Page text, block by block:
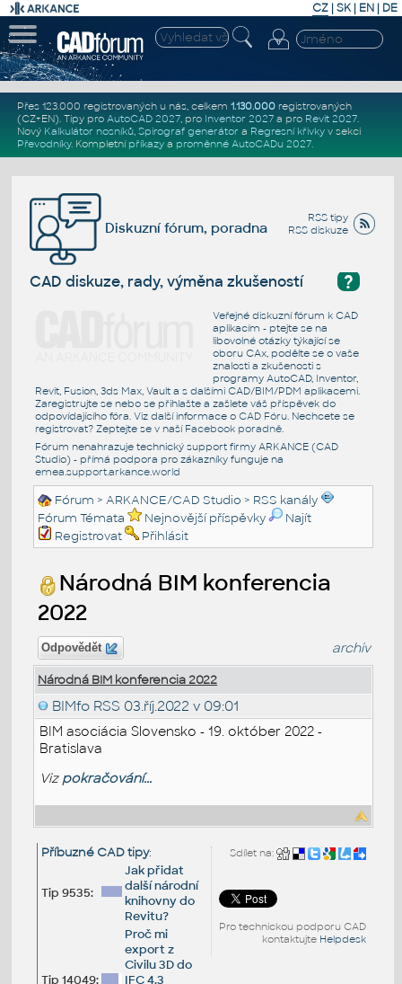
CZ | SK| EN | DE
Přes 123.000 registrovaných u nás, celkem 1.130.000registrovaných
(CZ+EN). Tipy pro AutoCAD 2027, pro Inventor 2027a pro Revit 2027.
Nový Kalkulátor nosníků, Spirograf generátor a Regresní křivkyv sekci
Převodníky. Kompletní příkazya proměnné AutoCADu 2027.
RSS tipy
RSS diskuze
Diskuzní fórum, poradna
?
CAD diskuze, rady, výměna zkušeností
Veřejné diskuzní fórum k CAD
aplikacím - ptejte se na
libovolné otázky týkající se
oboru CAx, podělte se o vaše
znalosti a zkušenosti s
programy AutoCAD, Inventor,
Revit, Fusion, 3ds Max, Vault a s dalšími CAD/BIM/PDM aplikacemi.
Zaregistrujte se nebo se přihlašte a zašlete váš příspěvek do
odpovídajícího fóra. Viz další informace o CAD Fóru. Nechcete se
registrovat? Zeptejte se v naší Facebook poradně.
Fórum nenahrazuje technický support firmy ARKANCE (CAD
Studio) - přímá podpora pro zákazníky funguje na
emea.support.arkance.world
Fórum >ARKANCE/CAD Studio > RSS kanály
Fórum Témata
Nejnovější příspěvky
Najít
Registrovat
Přihlásit
Národná BIM konferencia
2022
Odpovědět archiv
Národná BIM konferencia 2022
BIMfo RSS 03.říj.2022 v 09:01
BIM asociácia Slovensko - 19. október 2022 -
Bratislava
Viz pokračování...
Sdílet na:
Pro technickou podporu CAD
kontaktujte Helpdesk
Příbuzné CAD tipy:
Tip 9535:
Jak přidat
další národní
knihovny do
Revitu?
Tip 14049:
Proč mi
export z
Civilu 3D do
IFC 4.3